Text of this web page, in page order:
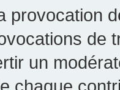
provocation
de
un